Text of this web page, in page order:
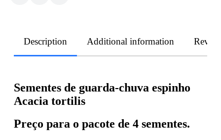
Description Additional information
Sementes de guarda-chuva espinho
Acacia tortilis
Preço para o pacote de 4 sementes.